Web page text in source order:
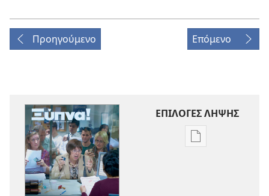
Προηγούμενο Επόμενο
ΕΠΙΛΟΓΕΣ ΛΗΨΗΣ
Επιλογές